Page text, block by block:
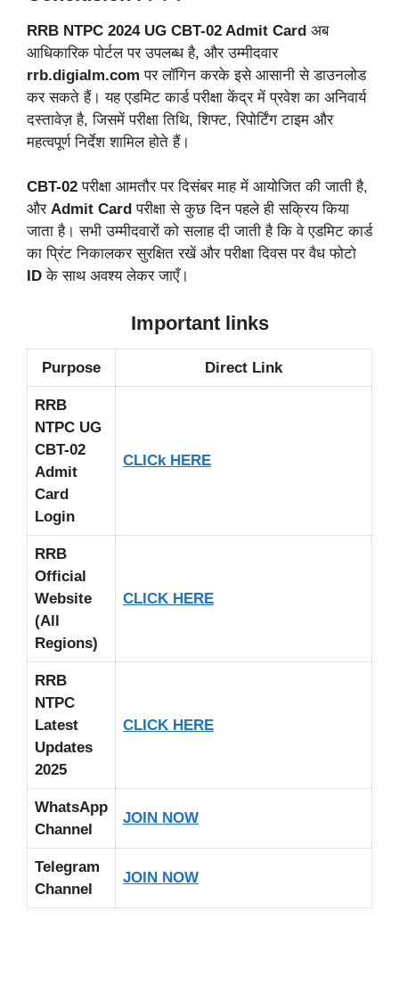
RRB NTPC 2024 UG CBT-02 Admit Card अब
आधिकारिक पोर्टल पर उपलब्ध है, और उम्मीदवार
rrb.digialm.com पर लॉगिन करके इसे आसानी से डाउनलोड
कर सकते हैं। यह एडमिट कार्ड परीक्षा केंद्र में प्रवेश का अनिवार्य
दस्तावेज़ है, जिसमें परीक्षा तिथि, शिफ्ट, रिपोर्टिंग टाइम और
महत्वपूर्ण निर्देश शामिल होते हैं।
CBT-02 परीक्षा आमतौर पर दिसंबर माह में आयोजित की जाती है,
और Admit Card परीक्षा से कुछ दिन पहले ही सक्रिय किया
जाता है। सभी उम्मीदवारों को सलाह दी जाती है कि वे एडमिट कार्ड
का प्रिंट निकालकर सुरक्षित रखें और परीक्षा दिवस पर वैध फोटो
ID के साथ अवश्य लेकर जाएँ।
Important links
Purpose Direct Link
RRB
NTPC UG
CBT-02
Admit
Card
Login
CLICk HERE
RRB
Official
Website
(All
Regions)
CLICK HERE
RRB
NTPC
Latest
Updates
2025
CLICK HERE
WhatsApp
Channel
JOIN NOW
Telegram
Channel
JOIN NOW